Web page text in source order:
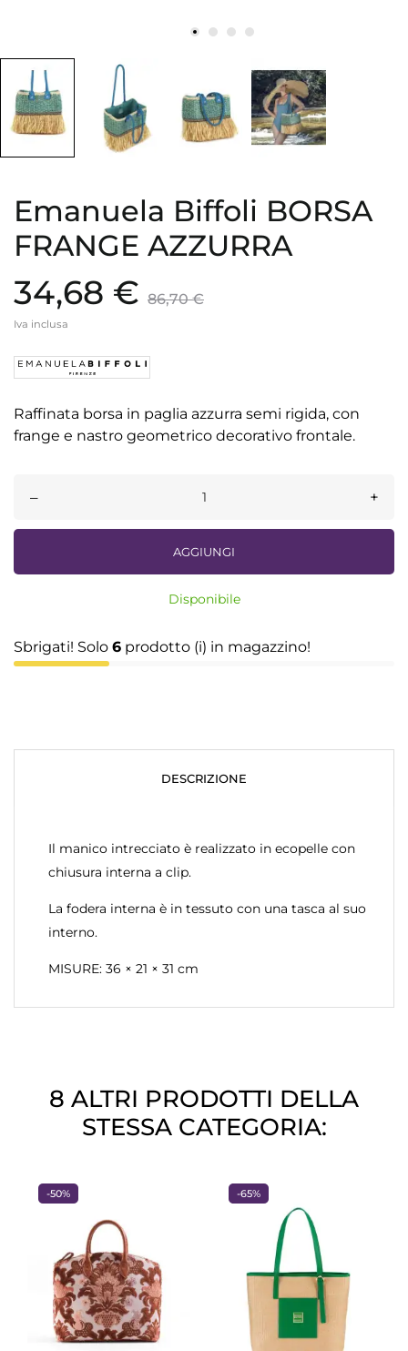
Emanuela Biffoli BORSA
FRANGE AZZURRA
34,68 € 86,70 €
Iva inclusa
Raffinata borsa in paglia azzurra semi rigida, con
frange e nastro geometrico decorativo frontale.
– +
AGGIUNGI
Disponibile
Sbrigati! Solo 6 prodotto (i) in magazzino!
DESCRIZIONE
Il manico intrecciato è realizzato in ecopelle con
chiusura interna a clip.
La fodera interna è in tessuto con una tasca al suo
interno.
MISURE: 36 × 21 × 31 cm
8 ALTRI PRODOTTI DELLA
STESSA CATEGORIA:
-50% -65%